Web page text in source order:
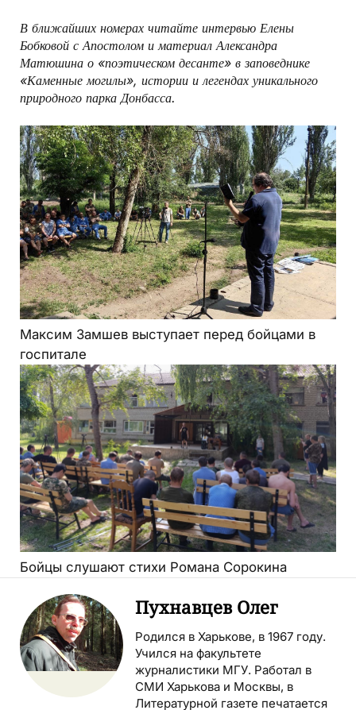
В ближайших номерах читайте интервью Елены
Бобковой с Апостолом и материал Александра
Матюшина о «поэтическом десанте» в заповеднике
«Каменные могилы», истории и легендах уникального
природного парка Донбасса.
Максим Замшев выступает перед бойцами в
госпитале
Бойцы слушают стихи Романа Сорокина
Пухнавцев Олег
Родился в Харькове, в 1967 году.
Учился на факультете
журналистики МГУ. Работал в
СМИ Харькова и Москвы, в
Литературной газете печатается